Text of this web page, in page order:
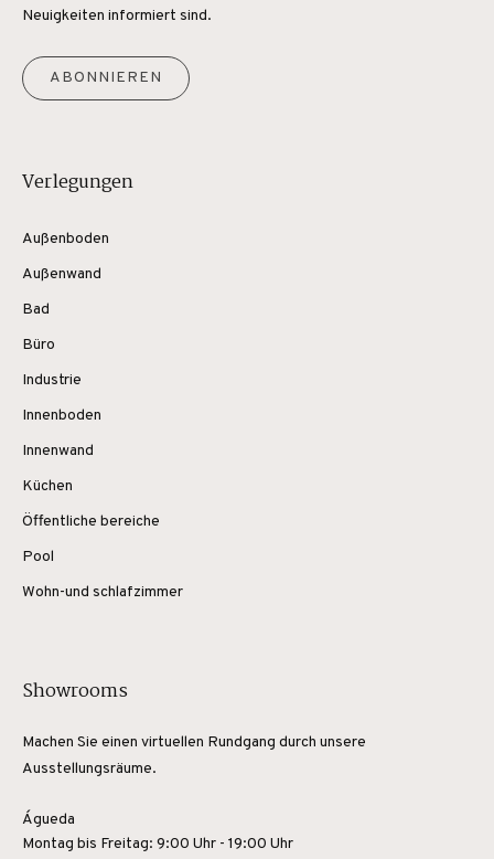
Neuigkeiten informiert sind.
ABONNIEREN
Verlegungen
Außenboden
Außenwand
Bad
Büro
Industrie
Innenboden
Innenwand
Küchen
Öffentliche bereiche
Pool
Wohn-und schlafzimmer
Showrooms
Machen Sie einen virtuellen Rundgang durch unsere
Ausstellungsräume.
Águeda
Montag bis Freitag: 9:00 Uhr - 19:00 Uhr